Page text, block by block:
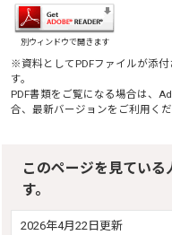
別ウィンドウで開きます
※資料としてPDFファイルが添
す。
PDF書類をご覧になる場合は、
合、最新バージョンをご利用くだ
このページを見てい
す。
2026年4月22日更新